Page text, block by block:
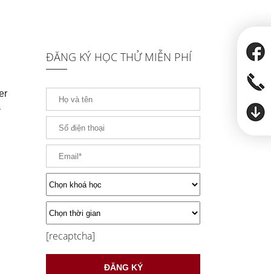
ĐĂNG KÝ HỌC THỬ MIỄN PHÍ
[recaptcha]